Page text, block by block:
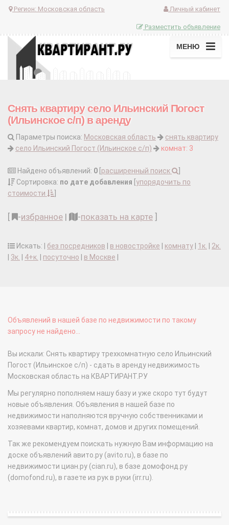
Регион: Московская область Личный кабинет
Разместить объявление
МЕНЮ
Снять квартиру село Ильинский Погост
(Ильинское с/п) в аренду
Параметры поиска: Московская область
снять квартиру
село Ильинский Погост (Ильинское с/п)
комнат: 3
Найдено объявлений: 0 расширенный поиск
Сортировка: по дате добавления упорядочить по
стоимости
-избранное | -показать на карте
Искать: | без посредников в новостройке комнату 1к.
2к.
3к. 4+к. посуточно в Москве
Объявлений в нашей базе по недвижимости по такому
запросу не найдено...
Вы искали: Снять квартиру трехкомнатную село Ильинский
Погост (Ильинское с/п) - сдать в аренду недвижимость
Московская область на КВАРТИРАНТ.РУ
Мы регулярно пополняем нашу базу и уже скоро тут будут
новые объявления. Объявления в нашей базе по
недвижимости наполняются вручную собственниками и
хозяевами квартир, комнат, домов и других помещений.
Так же рекомендуем поискать нужную Вам информацию на
доске объявлений авито.ру (avito.ru), в базе по
недвижимости циан.ру (cian.ru), в базе домофонд.ру
(domofond.ru), в газете из рук в руки (irr.ru).